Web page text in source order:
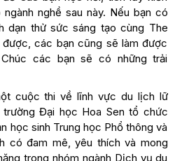
nghề sau này. Nếu bạn có
dạn thử sức sáng tạo cùng The
được, các bạn cũng sẽ làm được
các bạn sẽ có những trải
cuộc thi về lĩnh vực du lịch lữ
trường Đại học Hoa Sen tổ chức
học sinh Trung học Phổ thông và
có đam mê, yêu thích và mong
trong nhóm ngành Dịch vụ du